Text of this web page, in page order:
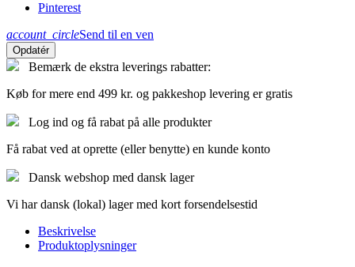
Pinterest
account_circleSend til en ven
Bemærk de ekstra leverings rabatter:
Køb for mere end 499 kr. og pakkeshop levering er gratis
Log ind og få rabat på alle produkter
Få rabat ved at oprette (eller benytte) en kunde konto
Dansk webshop med dansk lager
Vi har dansk (lokal) lager med kort forsendelsestid
Beskrivelse
Produktoplysninger